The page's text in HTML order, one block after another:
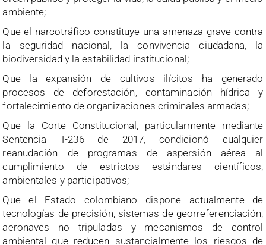
ambiente;
Que el narcotráfico constituye una amenaza grave contra
la seguridad nacional, la convivencia ciudadana, la
biodiversidad y la estabilidad institucional;
Que la expansión de cultivos ilícitos ha generado
procesos de deforestación, contaminación hídrica y
fortalecimiento de organizaciones criminales armadas;
Que la Corte Constitucional, particularmente mediante
Sentencia T-236 de 2017, condicionó cualquier
reanudación de programas de aspersión aérea al
cumplimiento de estrictos estándares científicos,
ambientales y participativos;
Que el Estado colombiano dispone actualmente de
tecnologías de precisión, sistemas de georreferenciación,
aeronaves no tripuladas y mecanismos de control
ambiental que reducen sustancialmente los riesgos de